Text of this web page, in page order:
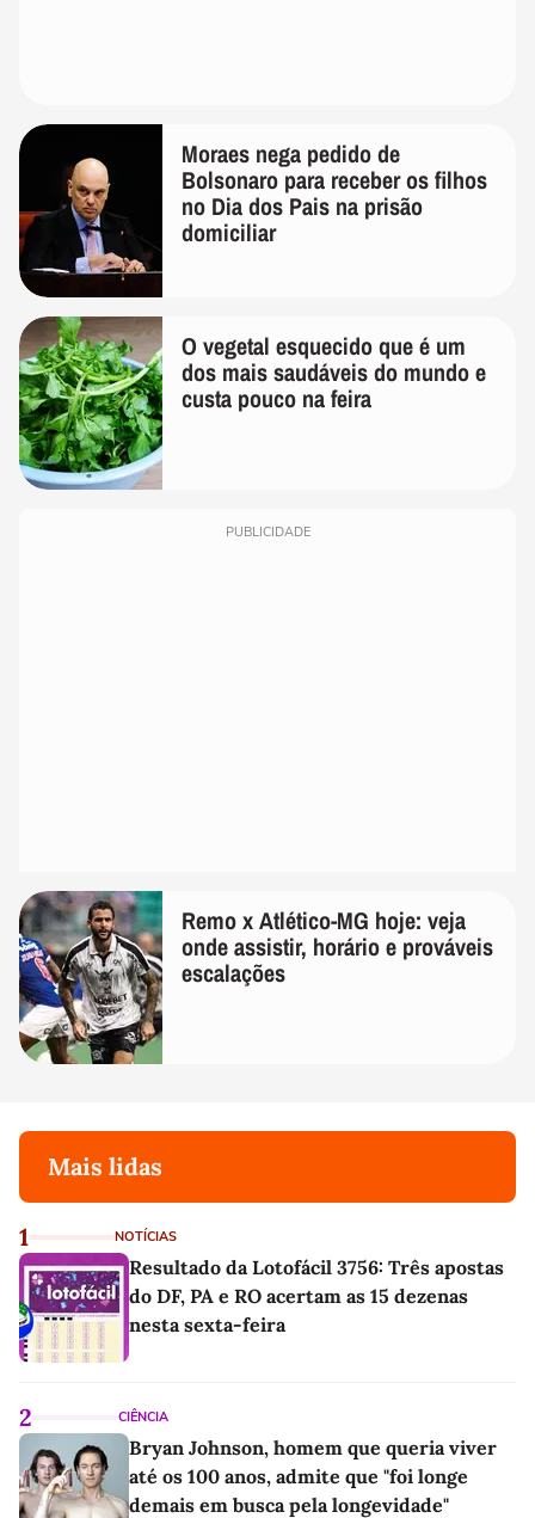
Moraes nega pedido de
Bolsonaro para receber os filhos
no Dia dos Pais na prisão
domiciliar
O vegetal esquecido que é um
dos mais saudáveis do mundo e
custa pouco na feira
PUBLICIDADE
Remo x Atlético-MG hoje: veja
onde assistir, horário e prováveis
escalações
Mais lidas
1 NOTÍCIAS
Resultado da Lotofácil 3756: Três apostas
do DF, PA e RO acertam as 15 dezenas
nesta sexta-feira
2 CIÊNCIA
Bryan Johnson, homem que queria viver
até os 100 anos, admite que "foi longe
demais em busca pela longevidade"